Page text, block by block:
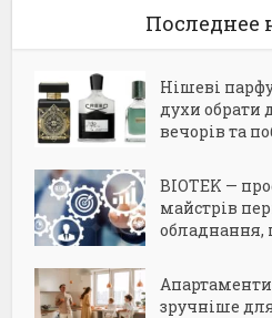
Последнее
Нішеві
духи обрати
вечорів та
BIOTEK —
майстрів
обладнання,
зручніше для